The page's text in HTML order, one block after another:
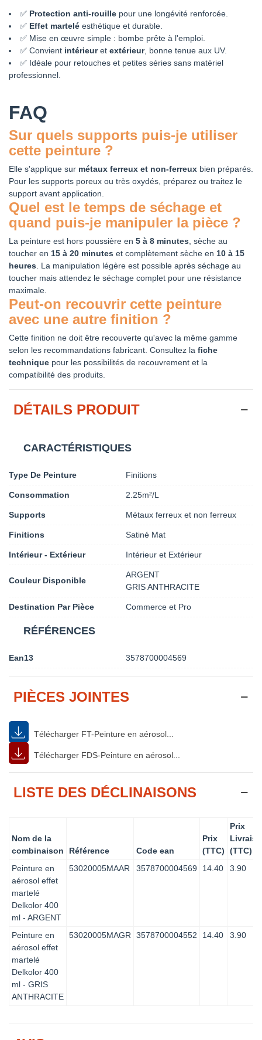
✅ Protection anti-rouille pour une longévité renforcée.
✅ Effet martelé esthétique et durable.
✅ Mise en œuvre simple : bombe prête à l'emploi.
✅ Convient intérieuret extérieur, bonne tenue aux UV.
✅ Idéale pour retouches et petites séries sans matériel
professionnel.
FAQ
Sur quels supports puis-je utiliser
cette peinture ?
Elle s'applique sur métaux ferreux et non-ferreux bien préparés.
Pour les supports poreux ou très oxydés, préparez ou traitez le
support avant application.
Quel est le temps de séchage et
quand puis-je manipuler la pièce ?
La peinture est hors poussière en 5 à 8 minutes , sèche au
toucher en 15 à 20 minutes et complètement sèche en 10 à 15
heures . La manipulation légère est possible après séchage au
toucher mais attendez le séchage complet pour une résistance
maximale.
Peut-on recouvrir cette peinture
avec une autre finition ?
Cette finition ne doit être recouverte qu'avec la même gamme
selon les recommandations fabricant. Consultez la fiche
technique pour les possibilités de recouvrement et la
compatibilité des produits.
DÉTAILS PRODUIT
CARACTÉRISTIQUES
Type De Peinture Finitions
Consommation 2.25m²/L
Supports Métaux ferreux et non ferreux
Finitions Satiné Mat
Intérieur - Extérieur Intérieur et Extérieur
Couleur Disponible
ARGENT
GRIS ANTHRACITE
Destination Par Pièce Commerce et Pro
RÉFÉRENCES
Ean13 3578700004569
PIÈCES JOINTES
Télécharger FT-Peinture en aérosol...
Télécharger FDS-Peinture en aérosol...
LISTE DES DÉCLINAISONS
Nom de la
combinaison
Référence Code ean
Prix
(TTC)
Prix
(TTC)
Peinture en
aérosol effet
martelé
Delkolor 400
ml - ARGENT
53020005MAAR 3578700004569 14.40 3.90
Peinture en
aérosol effet
martelé
Delkolor 400
ml - GRIS
ANTHRACITE
53020005MAGR 3578700004552 14.40 3.90